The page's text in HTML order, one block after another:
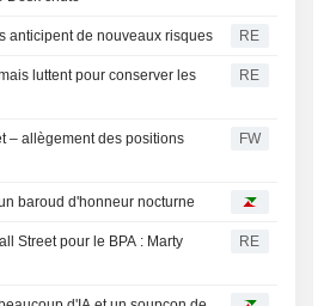
anticipent de nouveaux risques RE
luttent pour conserver les
RE
– allègement des positions
FW
baroud d'honneur nocturne
Street pour le BPA : Marty
RE